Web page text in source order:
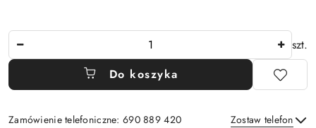
szt.
Do koszyka
Zamówienie telefoniczne: 690 889 420 Zostaw telefon